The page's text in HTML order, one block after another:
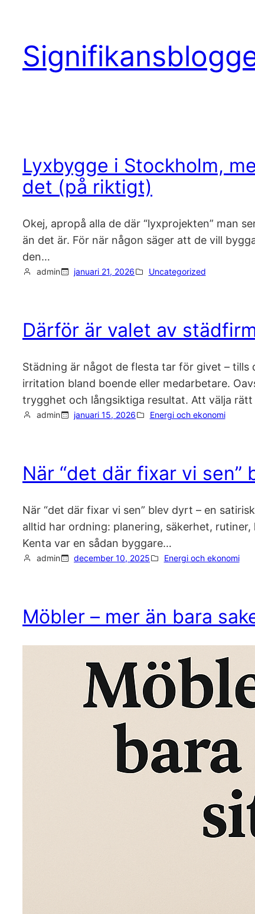
innehåll
Lyxbygge i Stockholm,
det (på riktigt)
Okej, apropå alla de där “lyxprojekten” man
än det är. För när någon säger att de vill
den…
admin januari 21, 2026 Uncategorized
Därför är valet av
Städning är något de flesta tar för givet –
irritation bland boende eller medarbetare.
trygghet och långsiktiga resultat. Att välja
admin januari 15, 2026 Energi och ekonomi
När “det där fixar vi sen”
När “det där fixar vi sen” blev dyrt – en
alltid har ordning: planering, säkerhet,
Kenta var en sådan byggare…
admin december 10, 2025 Energi och ekonomi
Möbler – mer än bara